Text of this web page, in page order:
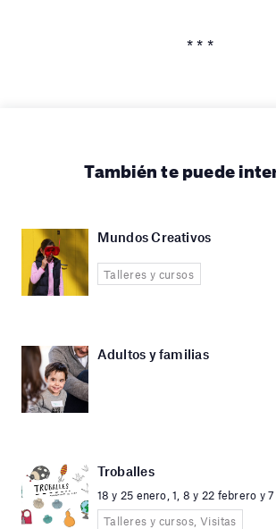
* * *
También te puede
Mundos Creativos
Talleres y cursos
Adultos y familias
Troballes
18 y 25 enero, 1, 8 y 22 febrero y
Talleres y cursos, Visitas